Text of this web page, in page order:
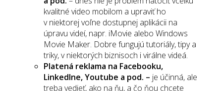
kvalitné video mobilom a upraviť ho
v niektorej voľne dostupnej aplikácii na
úpravu videí, napr. iMovie alebo Windows
Movie Maker. Dobre fungujú tutoriály, tipy a
triky, v niektorých biznisoch i virálne videá.
Platená reklama na Facebooku,
LinkedIne, Youtube a pod. – je účinná, ale
treba vedieť, ako na ňu, a čo ňou chcete